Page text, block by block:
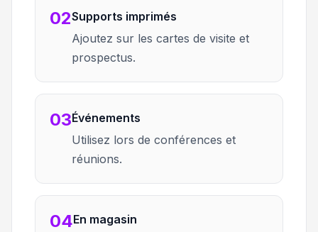
02Supports imprimés
Ajoutez sur les cartes de visite et
prospectus.
03Événements
Utilisez lors de conférences et
réunions.
04En magasin